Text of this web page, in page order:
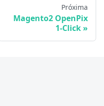
Próxima
Magento2 OpenPix
1-Click